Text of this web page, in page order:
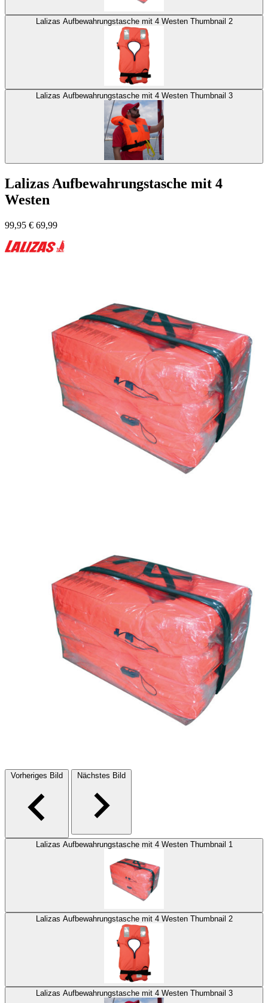
Lalizas Aufbewahrungstasche mit 4 Westen Thumbnail 2
Lalizas Aufbewahrungstasche mit 4 Westen Thumbnail 3
Lalizas Aufbewahrungstasche mit 4
Westen
99,95 € 69,99
Vorheriges Bild Nächstes Bild
Lalizas Aufbewahrungstasche mit 4 Westen Thumbnail 1
Lalizas Aufbewahrungstasche mit 4 Westen Thumbnail 2
Lalizas Aufbewahrungstasche mit 4 Westen Thumbnail 3